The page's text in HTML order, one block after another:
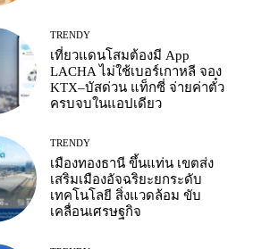
TRENDY
เที่ยวแดนโสมต้องมี App
LACHA ไม่ใช้เบอร์เกาหลี จอง
KTX–บัสด่วน แท็กซี่ จ่ายค่าตั๋ว
ครบจบในแอปเดียว
TRENDY
เมืองทองธานี ขึ้นแท่น เขตส่ง
เสริมเมืองอัจฉริยะยกระดับ
เทคโนโลยี สิ่งแวดล้อม ขับ
เคลื่อนเศรษฐกิจ